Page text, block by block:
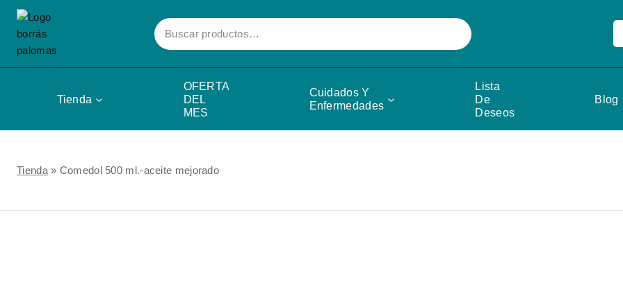
Skip
content
Buscar
por:
Tienda
OFERTA
DEL
MES
Cuidados Y
Enfermedades
Lista
De
Deseos
Blog
Tienda» Comedol 500 ml.-aceite mejorado